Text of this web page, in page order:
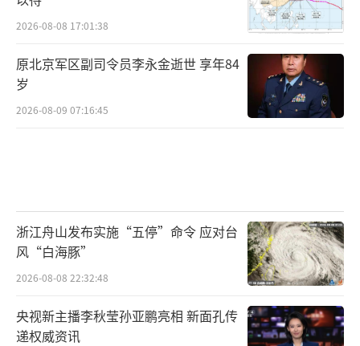
2026-08-08 17:01:38
原北京军区副司令员李永金逝世 享年84
岁
2026-08-09 07:16:45
浙江舟山发布实施“五停”命令 应对台
风“白海豚”
2026-08-08 22:32:48
央视新主播李秋莹孙亚鹏亮相 新面孔传
递权威资讯